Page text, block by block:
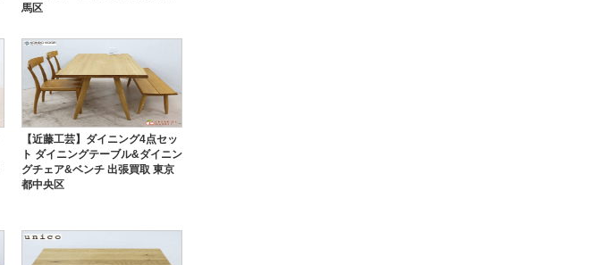
馬区
【近藤工芸】ダイニング4点セッ
ト ダイニングテーブル&ダイニン
グチェア&ベンチ 出張買取 東京
都中央区